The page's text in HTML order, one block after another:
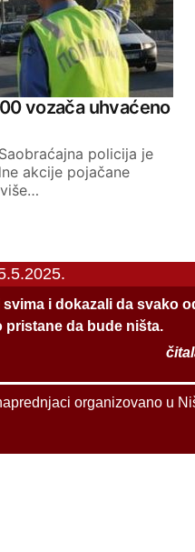
vozača uhvaćeno
policija je
akcije pojačane
svima i dokazali da svako
pristane da bude ništa.
organizovano u